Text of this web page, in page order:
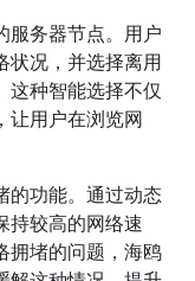
服务器节点。用户
状况，并选择离用
这种智能选择不仅
让用户在浏览网
的功能。通过动态
持较高的网络速
拥堵的问题，海鸥